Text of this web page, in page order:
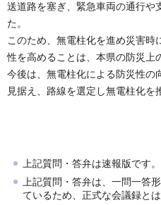
送道路を塞ぎ、緊急車両の通行や
た。
このため、無電柱化を進め災害
性を高めることは、本県の防災上
今後は、無電柱化による防災性の
見据え、路線を選定し無電柱化を
上記質問・答弁は速報版です。
上記質問・答弁は、一問一答
ているため、正式な会議録と